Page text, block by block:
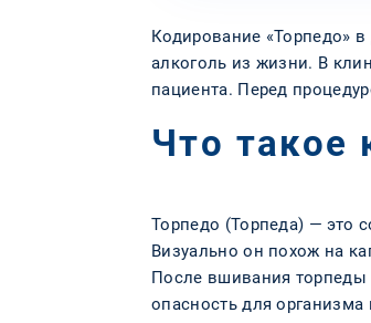
Кодирование «Торпедо»
алкоголь из жизни. В
пациента. Перед
Что такое
Торпедо (Торпеда) — это
Визуально он похож на
После вшивания торпеды
опасность для